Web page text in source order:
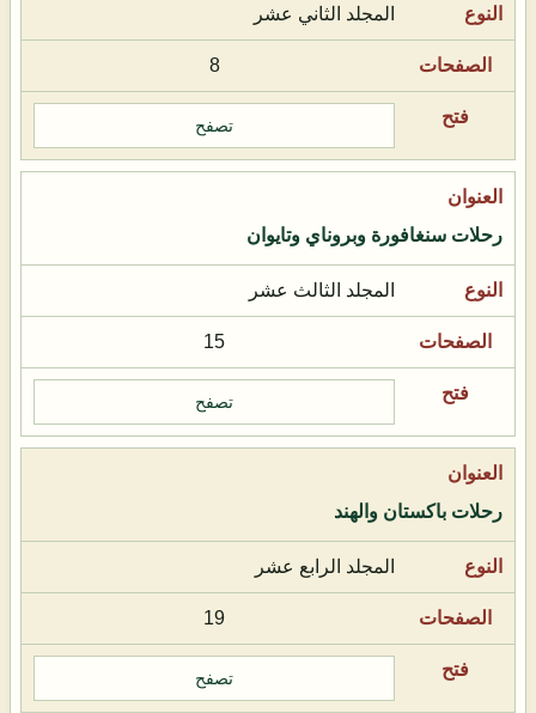
المجلد الثاني عشر
8
تصفح
رحلات سنغافورة وبروناي وتايوان
المجلد الثالث عشر
15
تصفح
رحلات باكستان والهند
المجلد الرابع عشر
19
تصفح